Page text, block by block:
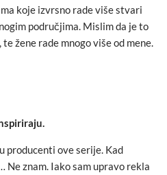
koje izvrsno rade više stvari
područjima. Mislim da je to
žene rade mnogo više od mene.
producenti ove serije. Kad
Ne znam. Iako sam upravo rekla